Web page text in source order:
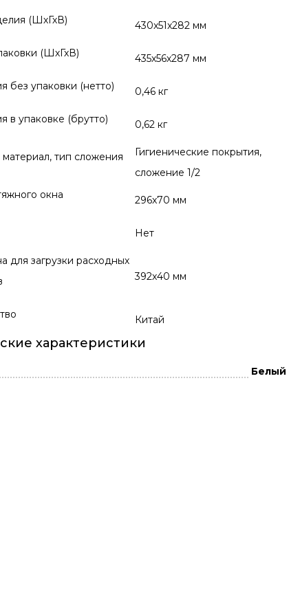
(ШхГхВ) 430x51x282 мм
(ШхГхВ) 435х56х287 мм
без упаковки (нетто) 0,46 кг
в упаковке (брутто) 0,62 кг
тип сложения
Гигиенические покрытия,
сложение 1/2
окна
296x70 мм
Нет
для загрузки расходных
392x40 мм
Китай
характеристики
Белый